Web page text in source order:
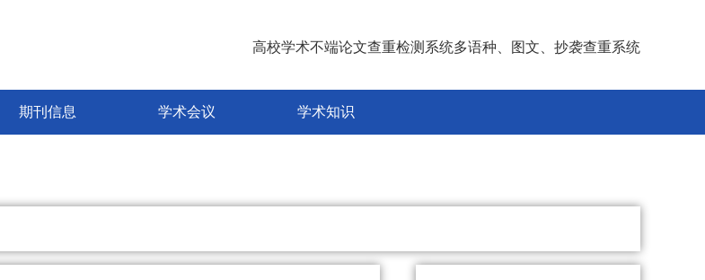
高校学术不端论文查重检测系统多语种、图文、抄袭查重系统
期刊信息 学术会议 学术知识